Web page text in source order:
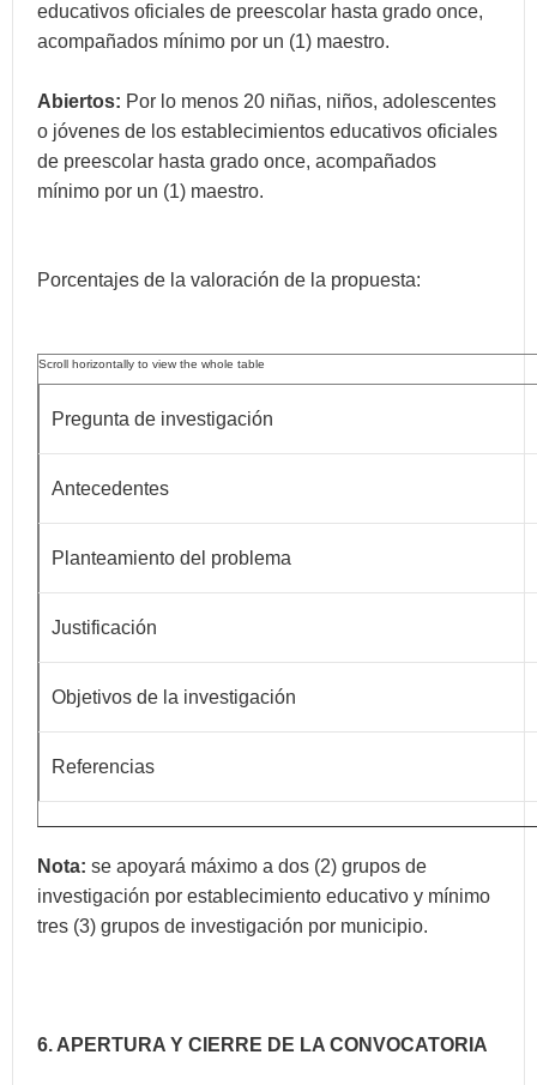
educativos oficiales de preescolar hasta grado once,
acompañados mínimo por un (1) maestro.
Abiertos: Por lo menos 20 niñas, niños, adolescentes
o jóvenes de los establecimientos educativos oficiales
de preescolar hasta grado once, acompañados
mínimo por un (1) maestro.
Porcentajes de la valoración de la propuesta:
Pregunta de investigación
Antecedentes
Planteamiento del problema
Justificación
Objetivos de la investigación
Referencias
Nota: se apoyará máximo a dos (2) grupos de
investigación por establecimiento educativo y mínimo
tres (3) grupos de investigación por municipio.
6. APERTURA Y CIERRE DE LA CONVOCATORIA